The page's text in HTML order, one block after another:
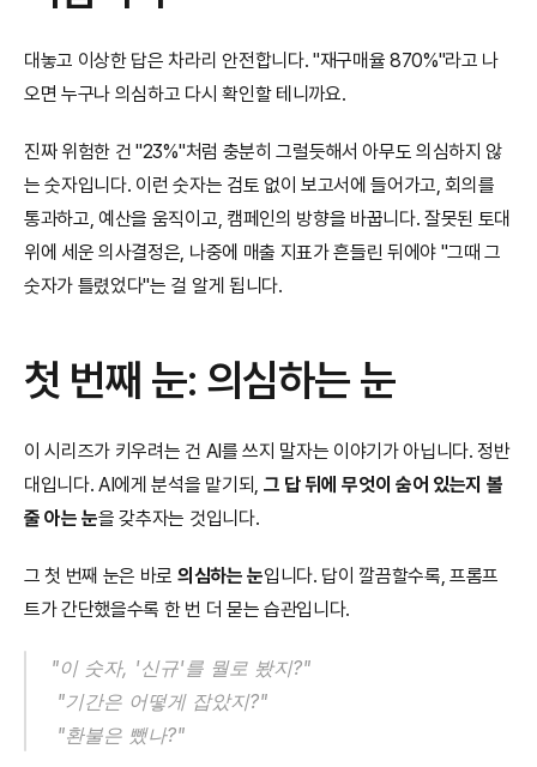
대놓고 이상한 답은 차라리 안전합니다. "재구매율 870%"라고 나
오면 누구나 의심하고 다시 확인할 테니까요.
진짜 위험한 건 "23%"처럼 충분히 그럴듯해서 아무도 의심하지 않
는 숫자입니다. 이런 숫자는 검토 없이 보고서에 들어가고, 회의를
통과하고, 예산을 움직이고, 캠페인의 방향을 바꿉니다. 잘못된 토대
위에 세운 의사결정은, 나중에 매출 지표가 흔들린 뒤에야 "그때 그
숫자가 틀렸었다"는 걸 알게 됩니다.
첫 번째 눈: 의심하는 눈
이 시리즈가 키우려는 건 AI를 쓰지 말자는 이야기가 아닙니다. 정반
대입니다. AI에게 분석을 맡기되, 그 답 뒤에 무엇이 숨어 있는지 볼
줄 아는 눈을 갖추자는 것입니다.
그 첫 번째 눈은 바로 의심하는 눈입니다. 답이 깔끔할수록, 프롬프
트가 간단했을수록 한 번 더 묻는 습관입니다.
"이 숫자, '신규'를 뭘로 봤지?"
"기간은 어떻게 잡았지?"
"환불은 뺐나?"